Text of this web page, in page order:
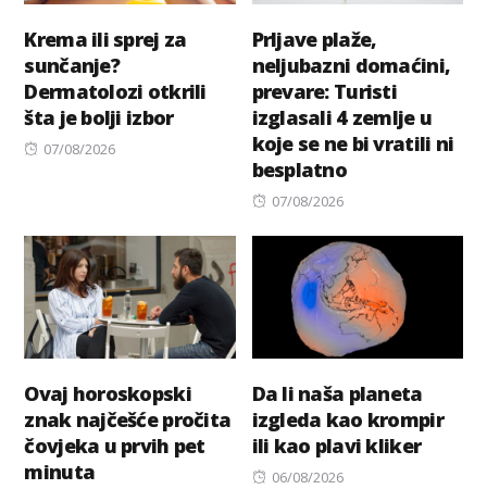
Krema ili sprej za
sunčanje?
Dermatolozi otkrili
šta je bolji izbor
Posted
07/08/2026
Prljave plaže,
neljubazni domaćini,
prevare: Turisti
izglasali 4 zemlje u
koje se ne bi vratili ni
besplatno
Posted
07/08/2026
Ovaj horoskopski
znak najčešće pročita
čovjeka u prvih pet
minuta
Da li naša planeta
izgleda kao krompir
ili kao plavi kliker
Posted
06/08/2026